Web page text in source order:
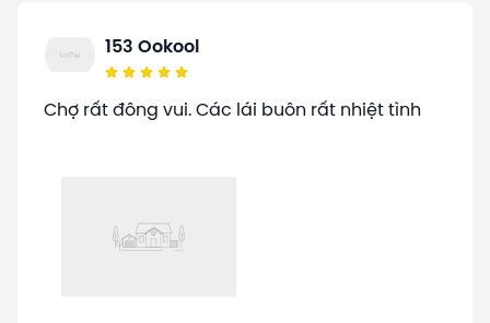
153 Ookool
Chợ rất đông vui. Các lái buôn rất nhiệt tình